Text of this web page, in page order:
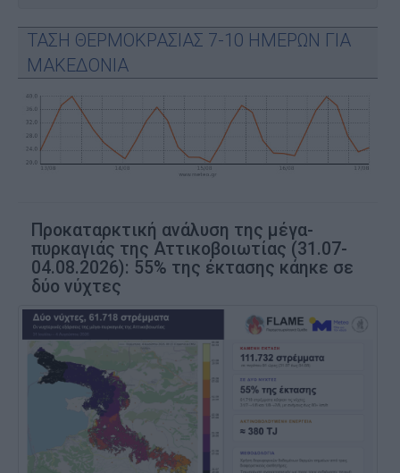
ΤΑΣΗ ΘΕΡΜΟΚΡΑΣΙΑΣ 7-10 ΗΜΕΡΩΝ ΓΙΑ
ΜΑΚΕΔΟΝΙΑ
Προκαταρκτική ανάλυση της μέγα-
πυρκαγιάς της Αττικοβοιωτίας (31.07-
04.08.2026): 55% της έκτασης κάηκε σε
δύο νύχτες